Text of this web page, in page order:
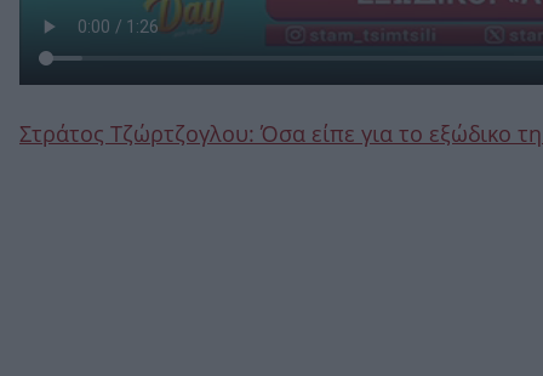
Στράτος Τζώρτζογλου: Όσα είπε για το εξώδικο